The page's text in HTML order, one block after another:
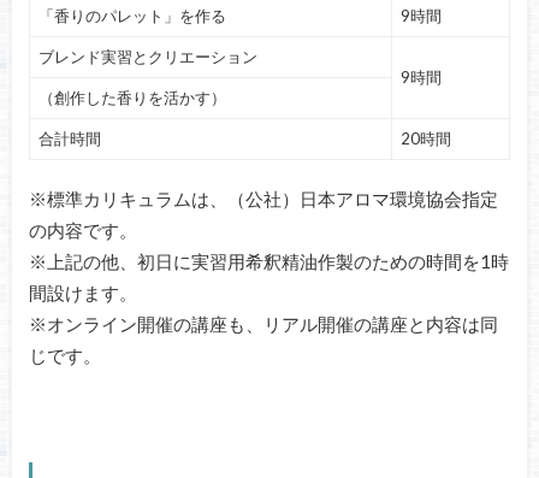
「香りのパレット」を作る 9時間
ブレンド実習とクリエーション
9時間
（創作した香りを活かす）
合計時間 20時間
※標準カリキュラムは、（公社）日本アロマ環境協会指定
の内容です。
※上記の他、初日に実習用希釈精油作製のための時間を1時
間設けます。
※オンライン開催の講座も、リアル開催の講座と内容は同
じです。